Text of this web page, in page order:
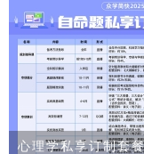
覆盖院校